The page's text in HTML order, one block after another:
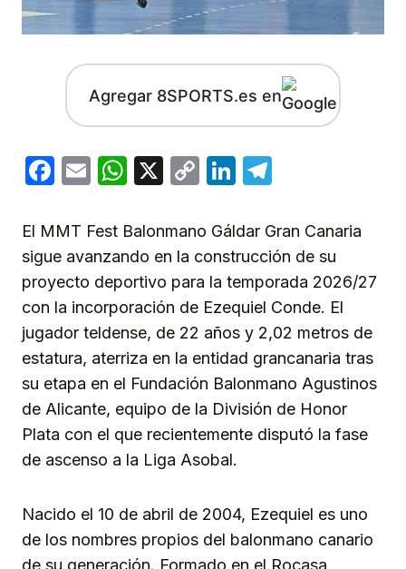
Agregar 8SPORTS.es en
Facebook
EmailWhatsApp
X
CopyLinkedIn
El MMT Fest Balonmano Gáldar Gran Canaria
sigue avanzando en la construcción de su
proyecto deportivo para la temporada 2026/27
con la incorporación de Ezequiel Conde. El
jugador teldense, de 22 años y 2,02 metros de
estatura, aterriza en la entidad grancanaria tras
su etapa en el Fundación Balonmano Agustinos
de Alicante, equipo de la División de Honor
Plata con el que recientemente disputó la fase
de ascenso a la Liga Asobal.
Nacido el 10 de abril de 2004, Ezequiel es uno
de los nombres propios del balonmano canario
de su generación. Formado en el Rocasa